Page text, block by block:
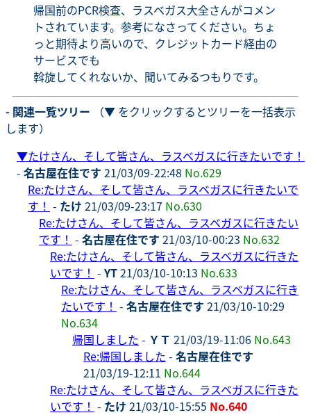
帰国前のPCR検査、ラスベガス大全さんがコメン
トされています。参考になさってください。ちょ
っと期待より高いので、クレジットカード経由の
サービスでも
斡旋してくれないか、聞いてみるつもりです。
- 関連一覧ツリー （▼ をクリックするとツリーを一括表示
します）
▼たけさん、そして皆さん、ラスベガスに行きたいです！
- 名古屋在住です 21/03/09-22:48 No.629
Re:たけさん、そして皆さん、ラスベガスに行きたいで
す！ - たけ 21/03/09-23:17 No.630
Re:たけさん、そして皆さん、ラスベガスに行きたい
です！ - 名古屋在住です 21/03/10-00:23 No.632
Re:たけさん、そして皆さん、ラスベガスに行きた
いです！ - YT21/03/10-10:13 No.633
Re:たけさん、そして皆さん、ラスベガスに行き
たいです！ - 名古屋在住です 21/03/10-10:29
No.634
帰国しました - ＹＴ 21/03/19-11:06 No.643
Re:帰国しました - 名古屋在住です
21/03/19-12:11 No.644
Re:たけさん、そして皆さん、ラスベガスに行きた
いです！ - たけ 21/03/10-15:55 No.640